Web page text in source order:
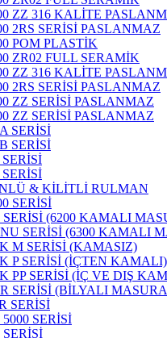
ZZ 316 KALİTE
2RS SERİSİ PASLANMAZ
POM PLASTİK
ZR02 FULL SERAMİK
ZZ 316 KALİTE
2RS SERİSİ PASLANMAZ
ZZ SERİSİ PASLANMAZ
ZZ SERİSİ PASLANMAZ
SERİSİ
SERİSİ
SERİSİ
SERİSİ
& KİLİTLİ RULMAN
SERİSİ
SERİSİ (6200 KAMALI
SERİSİ (6300 KAMALI
M SERİSİ (KAMASIZ)
P SERİSİ (İÇTEN
PP SERİSİ (İÇ VE DIŞ
SERİSİ (BİLYALI
SERİSİ
SERİSİ